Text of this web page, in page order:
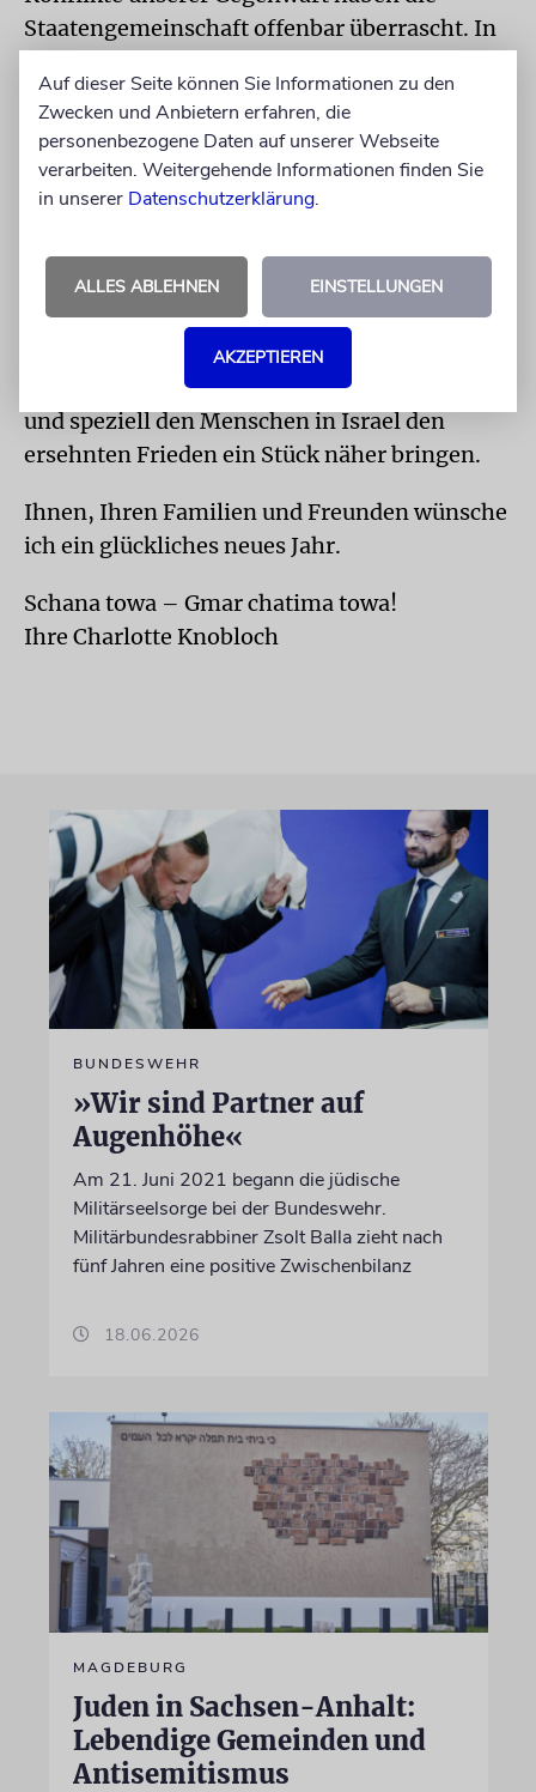
Staatengemeinschaft offenbar überrascht. In
Politikwissenschaftler Francis Fukuyama
1992, dass mit dem Ende des Zweiten
Weltkriegs und des Kalten Kriegs der Weg für
die liberale Demokratie frei sei. Vor Kurzem
gefährdet wie nie.
Ich bleibe trotzdem Optimistin und hoffe,
dass es uns gelingt, Demokratie und Freiheit
zu verteidigen. Möge das Jahr 5776 der Welt
und speziell den Menschen in Israel den
ersehnten Frieden ein Stück näher bringen.
Ihnen, Ihren Familien und Freunden wünsche
ich ein glückliches neues Jahr.
Schana towa – Gmar chatima towa!
Ihre Charlotte Knobloch
BUNDESWEHR
»Wir sind Partner auf
Augenhöhe«
Am 21. Juni 2021 begann die jüdische
Militärseelsorge bei der Bundeswehr.
Militärbundesrabbiner Zsolt Balla zieht nach
fünf Jahren eine positive Zwischenbilanz
18.06.2026
MAGDEBURG
Juden in Sachsen-Anhalt:
Lebendige Gemeinden und
Antisemitismus
Auf dieser Seite können Sie Informationen zu den
Zwecken und Anbietern erfahren, die
personenbezogene Daten auf unserer Webseite
verarbeiten. Weitergehende Informationen finden Sie
in unserer Datenschutzerklärung.
ALLES ABLEHNEN EINSTELLUNGEN
AKZEPTIEREN